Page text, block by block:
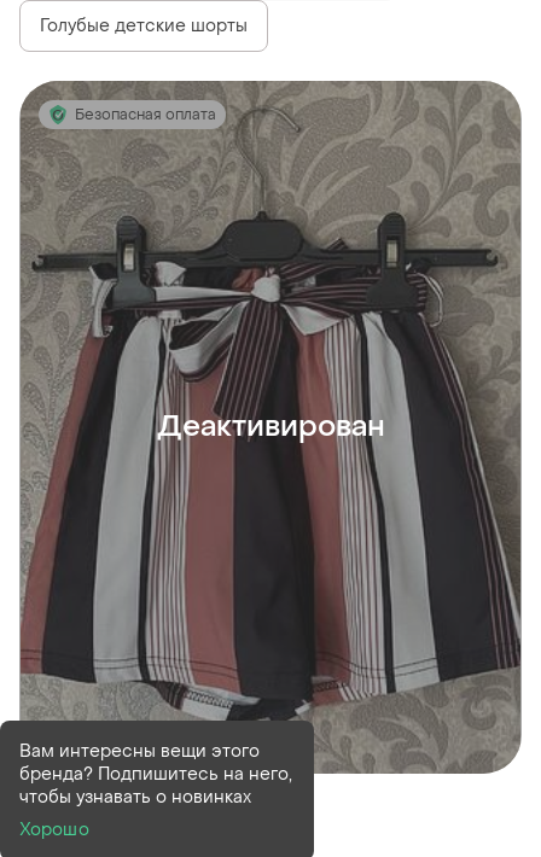
Голубые детские шорты
Безопасная оплата
Деактивирован
Деактивирован1 шт
Шорти 8 років
Вам интересны вещи этого
бренда? Подпишитесь на него,
чтобы узнавать о новинках
Хорошо